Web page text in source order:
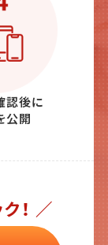
認後に
公開
！ ／